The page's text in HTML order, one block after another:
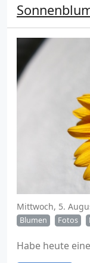
Mittwoch, 5.
Blumen
Fotos
Habe heute